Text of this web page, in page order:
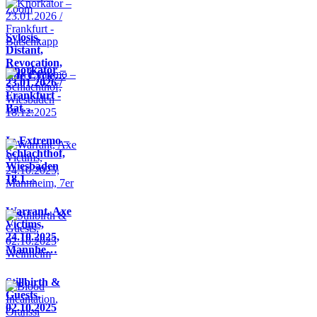
Sylosis,
Distant,
Revocation,
Life Cycle…
Knorkator –
23.01.2026 /
Frankfurt -
Bat…
In Extremo –
Schlachthof,
Wiesbaden
18.1…
Warrant, Axe
Victims,
24.10.2025,
Mannhe…
Stillbirth &
Guests,
02.10.2025